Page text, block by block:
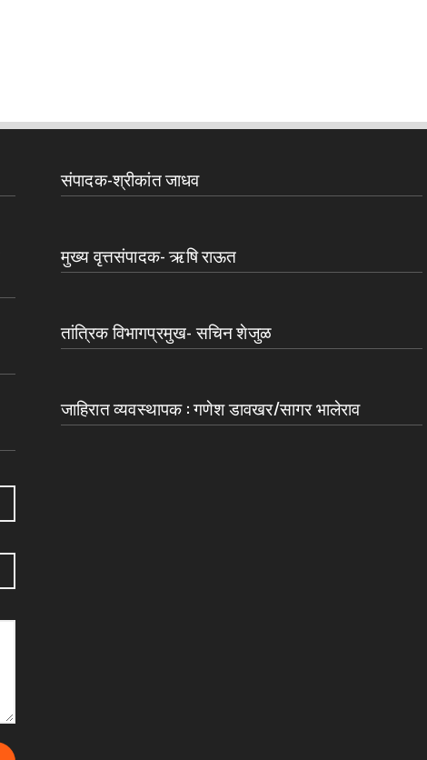
संपादक-श्रीकांत जाधव
मुख्य वृत्तसंपादक- ऋषि राऊत
तांत्रिक विभागप्रमुख- सचिन शेजुळ
जाहिरात व्यवस्थापक : गणेश डावखर/सागर भालेराव